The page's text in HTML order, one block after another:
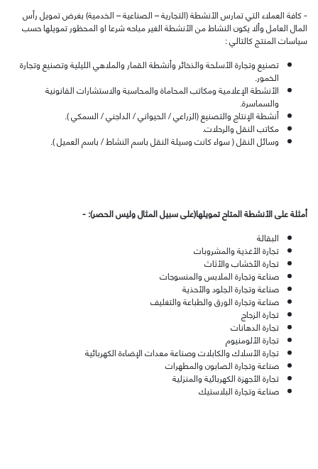
- كافة العملاء التي تمارس الأنشطة (التجارية – الصناعية – الخدمية) بغرض تمويل رأس
المال العامل وألا يكون النشاط من الأنشطة الغير مباحه شرعا او المحظور تمويلها حسب
سياسات المنتج كالتالي :
تصنيع وتجارة الأسلحة والذخائر وأنشطة القمار والملاهي الليلية وتصنيع وتجارة
الخمور.
الأنشطة الإعلامية ومكاتب المحاماة والمحاسبة والاستشارات القانونية
والسماسرة.
أنشطة الإنتاج والتصنيع (الزراعي / الحيواني / الداجني / السمكي ).
مكاتب النقل والرحلات.
وسائل النقل ( سواء كانت وسيلة النقل باسم النشاط / باسم العميل ).
أمثلة على الأنشطة المتاح تمويلها(على سبيل المثال وليس الحصر): -
البقالة
تجارة الأغذية والمشروبات
تجارة الأخشاب والأثاث
صناعة وتجارة الملابس والمنسوجات
صناعة وتجارة الجلود والأحذية
صناعة وتجارة الورق والطباعة والتغليف
تجارة الزجاج
تجارة الدهانات
تجارة الألومنيوم
تجارة الأسلاك والكابلات وصناعة معدات الإضاءة الكهربائية
صناعة وتجارة الصابون والمطهرات
تجارة الأجهزة الكهربائية والمنزلية
صناعة وتجارة البلاستيك